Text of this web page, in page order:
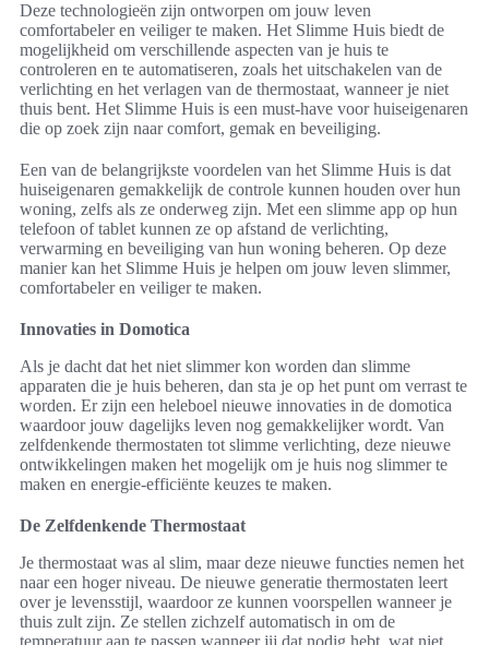
Deze technologieën zijn ontworpen om jouw leven
comfortabeler en veiliger te maken. Het Slimme Huis biedt de
mogelijkheid om verschillende aspecten van je huis te
controleren en te automatiseren, zoals het uitschakelen van de
verlichting en het verlagen van de thermostaat, wanneer je niet
thuis bent. Het Slimme Huis is een must-have voor huiseigenaren
die op zoek zijn naar comfort, gemak en beveiliging.
Een van de belangrijkste voordelen van het Slimme Huis is dat
huiseigenaren gemakkelijk de controle kunnen houden over hun
woning, zelfs als ze onderweg zijn. Met een slimme app op hun
telefoon of tablet kunnen ze op afstand de verlichting,
verwarming en beveiliging van hun woning beheren. Op deze
manier kan het Slimme Huis je helpen om jouw leven slimmer,
comfortabeler en veiliger te maken.
Innovaties in Domotica
Als je dacht dat het niet slimmer kon worden dan slimme
apparaten die je huis beheren, dan sta je op het punt om verrast te
worden. Er zijn een heleboel nieuwe innovaties in de domotica
waardoor jouw dagelijks leven nog gemakkelijker wordt. Van
zelfdenkende thermostaten tot slimme verlichting, deze nieuwe
ontwikkelingen maken het mogelijk om je huis nog slimmer te
maken en energie-efficiënte keuzes te maken.
De Zelfdenkende Thermostaat
Je thermostaat was al slim, maar deze nieuwe functies nemen het
naar een hoger niveau. De nieuwe generatie thermostaten leert
over je levensstijl, waardoor ze kunnen voorspellen wanneer je
thuis zult zijn. Ze stellen zichzelf automatisch in om de